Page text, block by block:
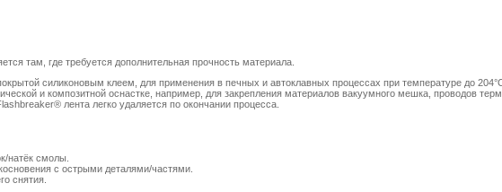
там, где требуется дополнительная прочность материала.
силиконовым клеем, для применения в печных и автоклавных процессах при температуре до
и композитной оснастке, например, для закрепления материалов вакуумного мешка, проводов
лента легко удаляется по окончании процесса.
натёк смолы.
с острыми деталями/частями.
снятия.